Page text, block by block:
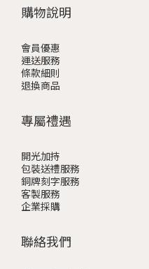
購物說明
會員優惠
運送服務
條款細則
退換商品
專屬禮遇
開光加持
包裝送禮服務
銅牌刻字服務
客製服務
企業採購
聯絡我們